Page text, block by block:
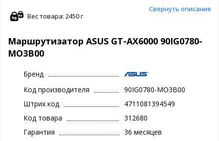
Свернуть описание
Вес товара: 2450 г
Маршрутизатор ASUS GT-AX6000 90IG0780-
MO3B00
Бренд
Код производителя
90IG0780-MO3B00
Штрих код
4711081394549
Код товара
312680
Гарантия
36 месяцев